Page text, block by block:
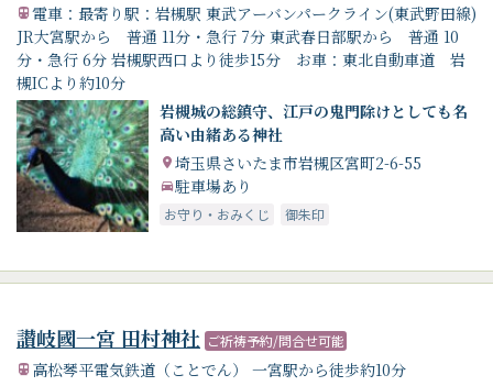
電車：最寄り駅：岩槻駅 東武アーバンパークライン(東武野田線)
JR大宮駅から 普通 11分・急行 7分 東武春日部駅から 普通 10
分・急行 6分 岩槻駅西口より徒歩15分 お車：東北自動車道 岩
槻ICより約10分
岩槻城の総鎮守、江戸の鬼門除けとしても名
高い由緒ある神社
埼玉県さいたま市岩槻区宮町2-6-55
駐車場あり
お守り・おみくじ 御朱印
讃岐國一宮 田村神社 ご祈祷予約/問合せ可能
高松琴平電気鉄道（ことでん） 一宮駅から徒歩約10分